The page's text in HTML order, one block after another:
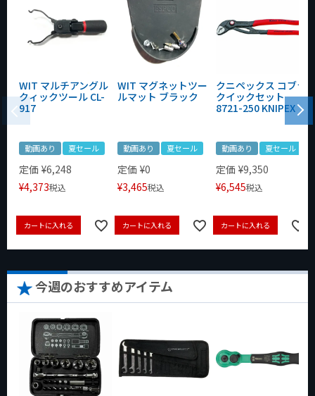
WIT マルチアングル
クィックツール CL-
917
動画あり 夏セール
定価 ¥6,248
¥4,373税込
カートに入れる
WIT マグネットツー
ルマット ブラック
動画あり 夏セール
定価 ¥0
¥3,465税込
カートに入れる
クニペックス コブラ
クイックセット
8721-250 KNIPEX
動画あり 夏セール
定価 ¥9,350
¥6,545税込
カートに入れる
今週のおすすめアイテム